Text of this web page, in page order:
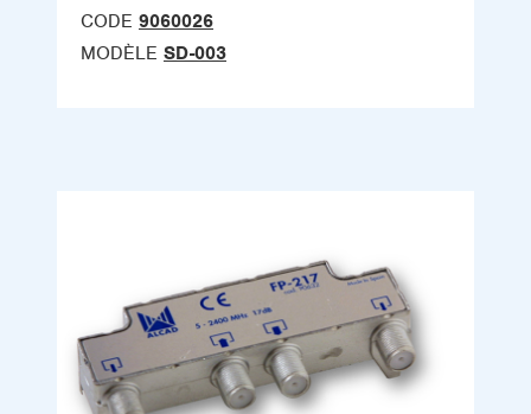
CODE 9060026
MODÈLE SD-003